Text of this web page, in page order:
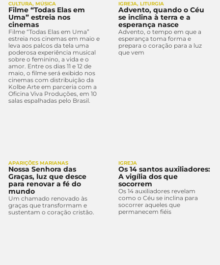
CULTURA, MÚSICA
Filme “Todas Elas em
Uma” estreia nos
cinemas
Filme “Todas Elas em Uma”
estreia nos cinemas em maio e
leva aos palcos da tela uma
poderosa experiência musical
sobre o feminino, a vida e o
amor. Entre os dias 11 e 12 de
maio, o filme será exibido nos
cinemas com distribuição da
Kolbe Arte em parceria com a
Oficina Viva Produções, em 10
salas espalhadas pelo Brasil.
IGREJA, LITURGIA
Advento, quando o Céu
se inclina à terra e a
esperança nasce
Advento, o tempo em que a
esperança toma forma e
prepara o coração para a luz
que vem
APARIÇÕES MARIANAS
Nossa Senhora das
Graças, luz que desce
para renovar a fé do
mundo
Um chamado renovado às
graças que transformam e
sustentam o coração cristão.
IGREJA
Os 14 santos auxiliadores:
A vigília dos que
socorrem
Os 14 auxiliadores revelam
como o Céu se inclina para
socorrer aqueles que
permanecem fiéis